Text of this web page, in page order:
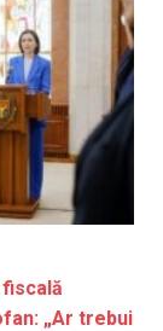
„Ar trebui